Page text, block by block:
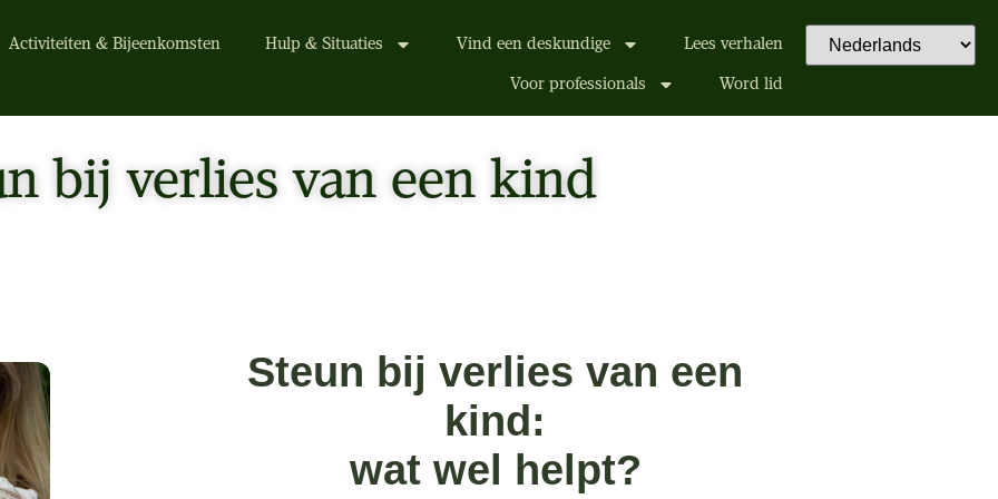
Activiteiten & Bijeenkomsten Hulp & Situaties Vind een deskundige Lees verhalen
Voor professionals Word lid
bij verlies van een kind
Steun bij verlies van een
kind:
wat wel helpt?